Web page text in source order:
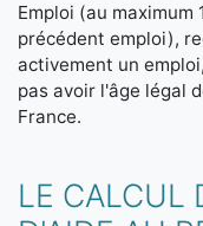
Emploi (au maximum
précédent emploi),
activement un
pas avoir l'âge légal
France.
LE CALCUL